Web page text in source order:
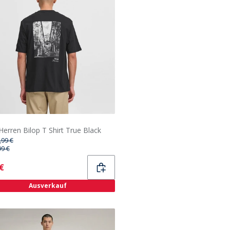
Bilop T Shirt True Black
€
€
Ausverkauf